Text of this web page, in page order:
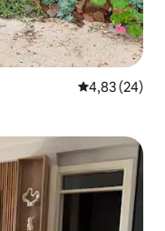
Gemiddelde
4,83 (24)